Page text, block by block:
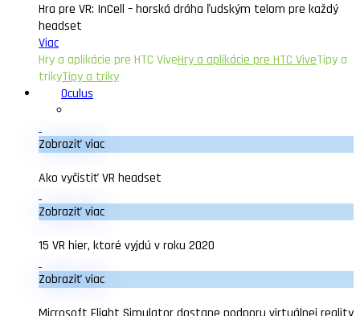
Hra pre VR: InCell – horská dráha ľudským telom pre každý
headset
Viac
Hry a aplikácie pre HTC ViveHry a aplikácie pre HTC ViveTipy a
trikyTipy a triky
Oculus
Zobraziť viac
Ako vyčistiť VR headset
Zobraziť viac
15 VR hier, ktoré vyjdú v roku 2020
Zobraziť viac